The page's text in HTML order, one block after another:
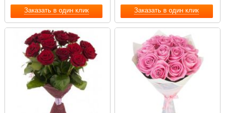
Заказать в один клик Заказать в один клик